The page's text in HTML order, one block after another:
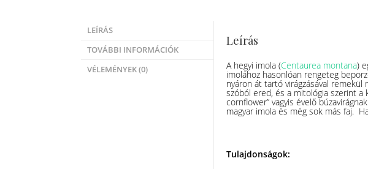
LEÍRÁS
TOVÁBBI INFORMÁCIÓK
VÉLEMÉNYEK (0)
Leírás
A hegyi imola (Centaurea montana)
imolához hasonlóan rengeteg
nyáron át tartó virágzásával remekül
szóból ered, és a mitológia szerint a
cornflower” vagyis évelő
magyar imola és még sok más faj.
Tulajdonságok: